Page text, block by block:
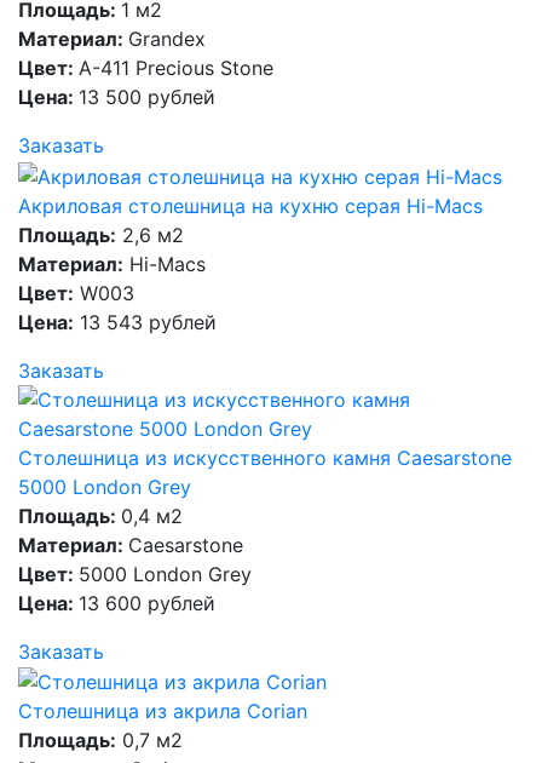
Площадь: 1 м2
Материал: Grandex
Цвет: A-411 Precious Stone
Цена: 13 500 рублей
Заказать
Акриловая столешница на кухню серая Hi-Macs
Площадь: 2,6 м2
Материал: Hi-Macs
Цвет: W003
Цена: 13 543 рублей
Заказать
Столешница из искусственного камня Caesarstone
5000 London Grey
Площадь: 0,4 м2
Материал: Caesarstone
Цвет: 5000 London Grey
Цена: 13 600 рублей
Заказать
Столешница из акрила Corian
Площадь: 0,7 м2